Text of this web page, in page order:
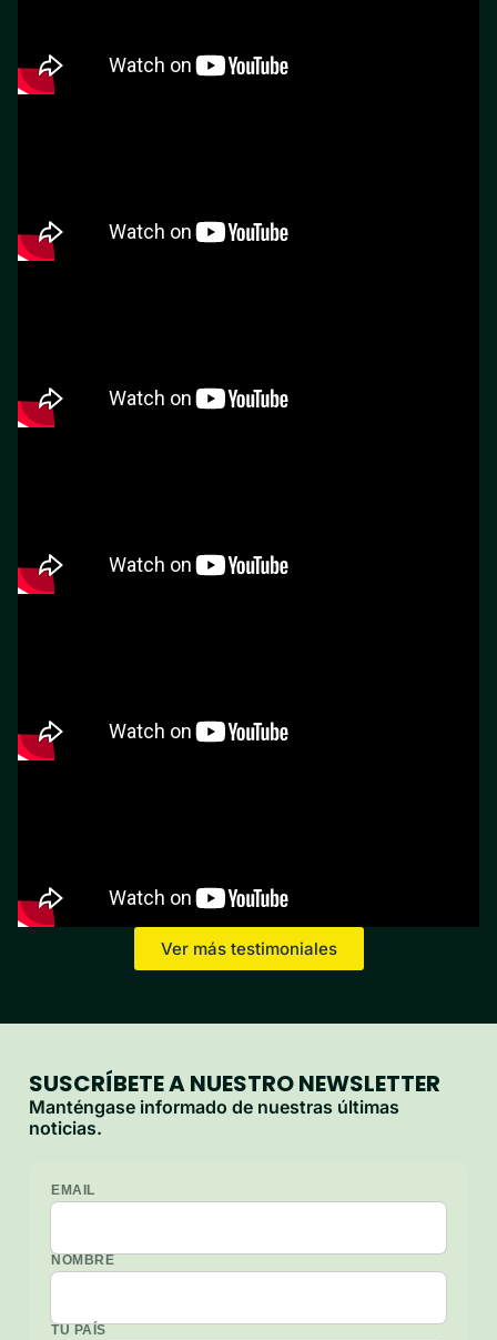
Ver más testimoniales
SUSCRÍBETE A NUESTRO NEWSLETTER​
Manténgase informado de nuestras últimas
noticias.
EMAIL
NOMBRE
TU PAÍS